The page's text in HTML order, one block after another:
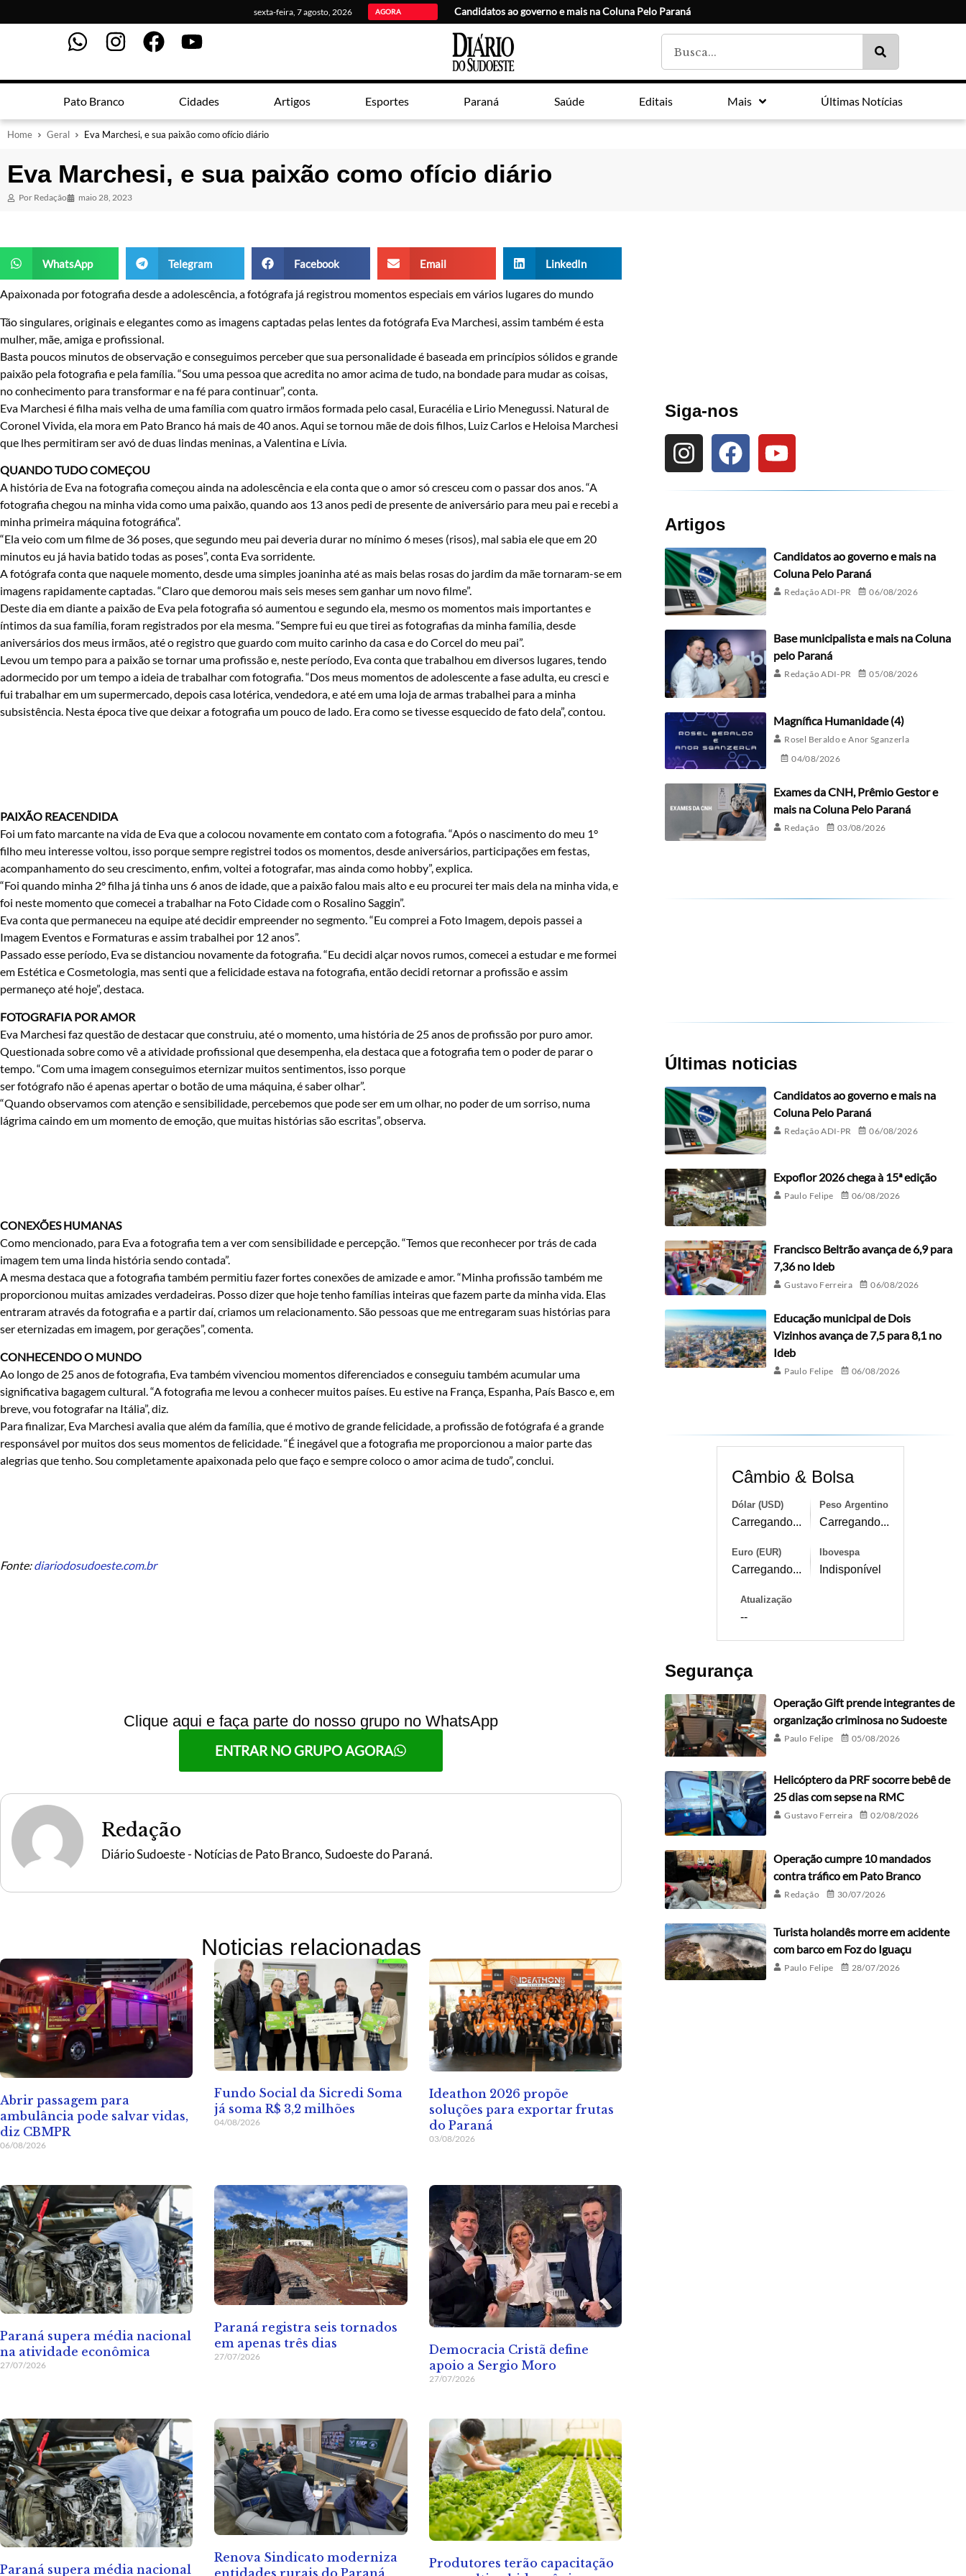
sexta-feira, 7 agosto, 2026 AGORA Candidatos ao governo e mais na Coluna Pelo Paraná
Pato Branco Cidades Artigos Esportes Paraná Saúde Editais Mais Últimas Notícias
Home Geral Eva Marchesi, e sua paixão como ofício diário
Eva Marchesi, e sua paixão como ofício diário
Por Redação maio 28, 2023
WhatsApp Telegram Facebook Email LinkedIn
Apaixonada por fotografia desde a adolescência, a fotógrafa já registrou momentos especiais em vários lugares do mundo
Tão singulares, originais e elegantes como as imagens captadas pelas lentes da fotógrafa Eva Marchesi, assim também é esta
mulher, mãe, amiga e profissional.
Basta poucos minutos de observação e conseguimos perceber que sua personalidade é baseada em princípios sólidos e grande
paixão pela fotografia e pela família. “Sou uma pessoa que acredita no amor acima de tudo, na bondade para mudar as coisas,
no conhecimento para transformar e na fé para continuar”, conta.
Eva Marchesi é filha mais velha de uma família com quatro irmãos formada pelo casal, Euracélia e Lirio Menegussi. Natural de
Coronel Vivida, ela mora em Pato Branco há mais de 40 anos. Aqui se tornou mãe de dois filhos, Luiz Carlos e Heloisa Marchesi
que lhes permitiram ser avó de duas lindas meninas, a Valentina e Lívia.
QUANDO TUDO COMEÇOU
A história de Eva na fotografia começou ainda na adolescência e ela conta que o amor só cresceu com o passar dos anos. “A
fotografia chegou na minha vida como uma paixão, quando aos 13 anos pedi de presente de aniversário para meu pai e recebi a
minha primeira máquina fotográfica”.
“Ela veio com um filme de 36 poses, que segundo meu pai deveria durar no mínimo 6 meses (risos), mal sabia ele que em 20
minutos eu já havia batido todas as poses”, conta Eva sorridente.
A fotógrafa conta que naquele momento, desde uma simples joaninha até as mais belas rosas do jardim da mãe tornaram-se em
imagens rapidamente captadas. “Claro que demorou mais seis meses sem ganhar um novo filme”.
Deste dia em diante a paixão de Eva pela fotografia só aumentou e segundo ela, mesmo os momentos mais importantes e
íntimos da sua família, foram registrados por ela mesma. “Sempre fui eu que tirei as fotografias da minha família, desde
aniversários dos meus irmãos, até o registro que guardo com muito carinho da casa e do Corcel do meu pai”.
Levou um tempo para a paixão se tornar uma profissão e, neste período, Eva conta que trabalhou em diversos lugares, tendo
adormecido por um tempo a ideia de trabalhar com fotografia. “Dos meus momentos de adolescente a fase adulta, eu cresci e
fui trabalhar em um supermercado, depois casa lotérica, vendedora, e até em uma loja de armas trabalhei para a minha
subsistência. Nesta época tive que deixar a fotografia um pouco de lado. Era como se tivesse esquecido de fato dela”, contou.
PAIXÃO REACENDIDA
Foi um fato marcante na vida de Eva que a colocou novamente em contato com a fotografia. “Após o nascimento do meu 1°
filho meu interesse voltou, isso porque sempre registrei todos os momentos, desde aniversários, participações em festas,
acompanhamento do seu crescimento, enfim, voltei a fotografar, mas ainda como hobby”, explica.
“Foi quando minha 2° filha já tinha uns 6 anos de idade, que a paixão falou mais alto e eu procurei ter mais dela na minha vida, e
foi neste momento que comecei a trabalhar na Foto Cidade com o Rosalino Saggin”.
Eva conta que permaneceu na equipe até decidir empreender no segmento. “Eu comprei a Foto Imagem, depois passei a
Imagem Eventos e Formaturas e assim trabalhei por 12 anos”.
Passado esse período, Eva se distanciou novamente da fotografia. “Eu decidi alçar novos rumos, comecei a estudar e me formei
em Estética e Cosmetologia, mas senti que a felicidade estava na fotografia, então decidi retornar a profissão e assim
permaneço até hoje”, destaca.
FOTOGRAFIA POR AMOR
Eva Marchesi faz questão de destacar que construiu, até o momento, uma história de 25 anos de profissão por puro amor.
Questionada sobre como vê a atividade profissional que desempenha, ela destaca que a fotografia tem o poder de parar o
tempo. “Com uma imagem conseguimos eternizar muitos sentimentos, isso porque
ser fotógrafo não é apenas apertar o botão de uma máquina, é saber olhar”.
“Quando observamos com atenção e sensibilidade, percebemos que pode ser em um olhar, no poder de um sorriso, numa
lágrima caindo em um momento de emoção, que muitas histórias são escritas”, observa.
CONEXÕES HUMANAS
Como mencionado, para Eva a fotografia tem a ver com sensibilidade e percepção. “Temos que reconhecer por trás de cada
imagem tem uma linda história sendo contada”.
A mesma destaca que a fotografia também permitiu fazer fortes conexões de amizade e amor. “Minha profissão também me
proporcionou muitas amizades verdadeiras. Posso dizer que hoje tenho famílias inteiras que fazem parte da minha vida. Elas
entraram através da fotografia e a partir daí, criamos um relacionamento. São pessoas que me entregaram suas histórias para
ser eternizadas em imagem, por gerações”, comenta.
CONHECENDO O MUNDO
Ao longo de 25 anos de fotografia, Eva também vivenciou momentos diferenciados e conseguiu também acumular uma
significativa bagagem cultural. “A fotografia me levou a conhecer muitos países. Eu estive na França, Espanha, País Basco e, em
breve, vou fotografar na Itália”, diz.
Para finalizar, Eva Marchesi avalia que além da família, que é motivo de grande felicidade, a profissão de fotógrafa é a grande
responsável por muitos dos seus momentos de felicidade. “É inegável que a fotografia me proporcionou a maior parte das
alegrias que tenho. Sou completamente apaixonada pelo que faço e sempre coloco o amor acima de tudo”, conclui.
Fonte:diariodosudoeste.com.br
Clique aqui e faça parte do nosso grupo no WhatsApp
ENTRAR NO GRUPO AGORA
Redação
Diário Sudoeste - Notícias de Pato Branco, Sudoeste do Paraná.
Noticias relacionadas
Abrir passagem para
ambulância pode salvar vidas,
diz CBMPR
06/08/2026
Fundo Social da Sicredi Soma
já soma R$ 3,2 milhões
04/08/2026
Ideathon 2026 propõe
soluções para exportar frutas
do Paraná
03/08/2026
Paraná supera média nacional
na atividade econômica
27/07/2026
Paraná registra seis tornados
em apenas três dias
27/07/2026
Democracia Cristã define
apoio a Sergio Moro
27/07/2026
Paraná supera média nacional
Renova Sindicato moderniza
entidades rurais do Paraná
Produtores terão capacitação
Siga-nos
Artigos
Candidatos ao governo e mais na
Coluna Pelo Paraná
Redação ADI-PR 06/08/2026
Base municipalista e mais na Coluna
pelo Paraná
Redação ADI-PR 05/08/2026
Magnífica Humanidade (4)
Rosel Beraldo e Anor Sganzerla
04/08/2026
Exames da CNH, Prêmio Gestor e
mais na Coluna Pelo Paraná
Redação 03/08/2026
Últimas noticias
Candidatos ao governo e mais na
Coluna Pelo Paraná
Redação ADI-PR 06/08/2026
Expoflor 2026 chega à 15ª edição
Paulo Felipe 06/08/2026
Francisco Beltrão avança de 6,9 para
7,36 no Ideb
Gustavo Ferreira 06/08/2026
Educação municipal de Dois
Vizinhos avança de 7,5 para 8,1 no
Ideb
Paulo Felipe 06/08/2026
Câmbio & Bolsa
Dólar (USD)
Carregando...
Peso Argentino
Carregando...
Euro (EUR)
Carregando...
Ibovespa
Indisponível
Atualização
--
Segurança
Operação Gift prende integrantes de
organização criminosa no Sudoeste
Paulo Felipe 05/08/2026
Helicóptero da PRF socorre bebê de
25 dias com sepse na RMC
Gustavo Ferreira 02/08/2026
Operação cumpre 10 mandados
contra tráfico em Pato Branco
Redação 30/07/2026
Turista holandês morre em acidente
com barco em Foz do Iguaçu
Paulo Felipe 28/07/2026